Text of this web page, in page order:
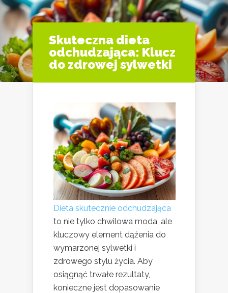
Skuteczna dieta
odchudzająca: Klucz
do zdrowej sylwetki
Dieta skutecznie odchudzająca
to nie tylko chwilowa moda, ale
kluczowy element dążenia do
wymarzonej sylwetki i
zdrowego stylu życia. Aby
osiągnąć trwałe rezultaty,
konieczne jest dopasowanie